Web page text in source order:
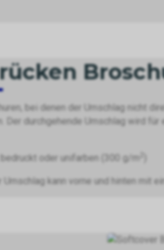
bei denen der Umschlag nicht
Der durchgehende Umschlag wird
bedruckt oder unifarben (300 g/m
Umschlag kann vorne und hinten mit